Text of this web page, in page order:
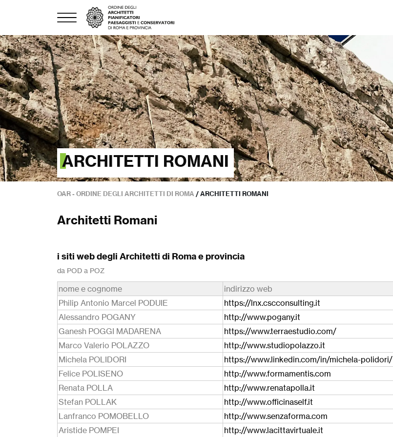
ARCHITETTI ROMANI
OAR - ORDINE DEGLI ARCHITETTI DI ROMA /ARCHITETTI ROMANI
Architetti Romani
i siti web degli Architetti di Roma e provincia
da POD a POZ
nome e cognome
indirizzo web
Philip Antonio Marcel PODUIE
https://lnx.cscconsulting.it
Alessandro POGANY
http://www.pogany.it
Ganesh POGGI MADARENA
https://www.terraestudio.com/
Marco Valerio POLAZZO
http://www.studiopolazzo.it
Michela POLIDORI
https://www.linkedin.com/in/michela-polidori/
Felice POLISENO
http://www.formamentis.com
Renata POLLA
http://www.renatapolla.it
Stefan POLLAK
http://www.officinaself.it
Lanfranco POMOBELLO
http://www.senzaforma.com
Aristide POMPEI
http://www.lacittavirtuale.it